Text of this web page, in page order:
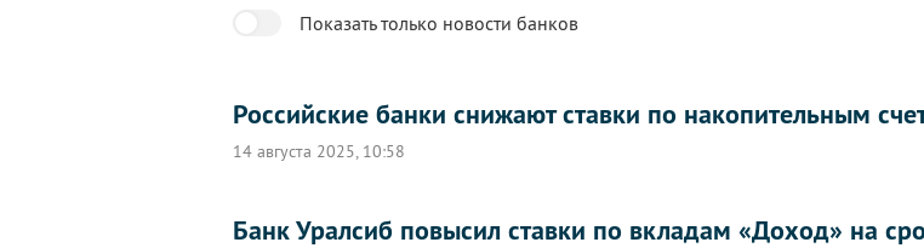
Показать только новости банков
Российские банки снижают ставки по накопительным
14 августа 2025, 10:58
Банк Уралсиб повысил ставки по вкладам «Доход» на